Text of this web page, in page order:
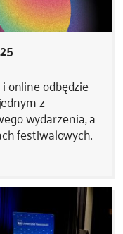
online odbędzie
z
wydarzenia, a
festiwalowych.